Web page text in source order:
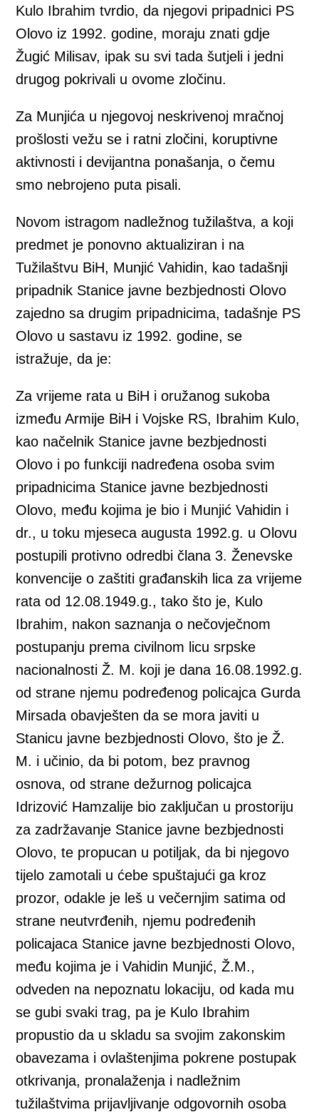
Kulo Ibrahim tvrdio, da njegovi pripadnici PS
Olovo iz 1992. godine, moraju znati gdje
Žugić Milisav, ipak su svi tada šutjeli i jedni
drugog pokrivali u ovome zločinu.
Za Munjića u njegovoj neskrivenoj mračnoj
prošlosti vežu se i ratni zločini, koruptivne
aktivnosti i devijantna ponašanja, o čemu
smo nebrojeno puta pisali.
Novom istragom nadležnog tužilaštva, a koji
predmet je ponovno aktualiziran i na
Tužilaštvu BiH, Munjić Vahidin, kao tadašnji
pripadnik Stanice javne bezbjednosti Olovo
zajedno sa drugim pripadnicima, tadašnje PS
Olovo u sastavu iz 1992. godine, se
istražuje, da je:
Za vrijeme rata u BiH i oružanog sukoba
između Armije BiH i Vojske RS, Ibrahim Kulo,
kao načelnik Stanice javne bezbjednosti
Olovo i po funkciji nadređena osoba svim
pripadnicima Stanice javne bezbjednosti
Olovo, među kojima je bio i Munjić Vahidin i
dr., u toku mjeseca augusta 1992.g. u Olovu
postupili protivno odredbi člana 3. Ženevske
konvencije o zaštiti građanskih lica za vrijeme
rata od 12.08.1949.g., tako što je, Kulo
Ibrahim, nakon saznanja o nečovječnom
postupanju prema civilnom licu srpske
nacionalnosti Ž. M. koji je dana 16.08.1992.g.
od strane njemu podređenog policajca Gurda
Mirsada obavješten da se mora javiti u
Stanicu javne bezbjednosti Olovo, što je Ž.
M. i učinio, da bi potom, bez pravnog
osnova, od strane dežurnog policajca
Idrizović Hamzalije bio zaključan u prostoriju
za zadržavanje Stanice javne bezbjednosti
Olovo, te propucan u potiljak, da bi njegovo
tijelo zamotali u ćebe spuštajući ga kroz
prozor, odakle je leš u večernjim satima od
strane neutvrđenih, njemu podređenih
policajaca Stanice javne bezbjednosti Olovo,
među kojima je i Vahidin Munjić, Ž.M.,
odveden na nepoznatu lokaciju, od kada mu
se gubi svaki trag, pa je Kulo Ibrahim
propustio da u skladu sa svojim zakonskim
obavezama i ovlaštenjima pokrene postupak
otkrivanja, pronalaženja i nadležnim
tužilaštvima prijavljivanje odgovornih osoba